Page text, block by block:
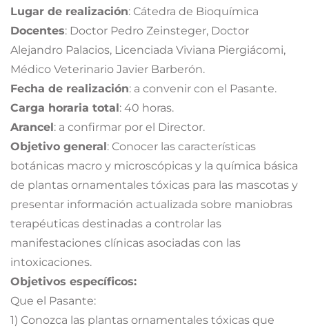
Lugar de realización: Cátedra de Bioquímica
Docentes: Doctor Pedro Zeinsteger, Doctor
Alejandro Palacios, Licenciada Viviana Piergiácomi,
Médico Veterinario Javier Barberón.
Fecha de realización: a convenir con el Pasante.
Carga horaria total : 40 horas.
Arancel : a confirmar por el Director.
Objetivo general : Conocer las características
botánicas macro y microscópicas y la química básica
de plantas ornamentales tóxicas para las mascotas y
presentar información actualizada sobre maniobras
terapéuticas destinadas a controlar las
manifestaciones clínicas asociadas con las
intoxicaciones.
Objetivos específicos:
Que el Pasante:
1) Conozca las plantas ornamentales tóxicas que